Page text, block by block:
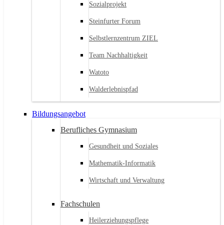
Sozialprojekt
Steinfurter Forum
Selbstlernzentrum ZIEL
Team Nachhaltigkeit
Watoto
Walderlebnispfad
Bildungsangebot
Berufliches Gymnasium
Gesundheit und Soziales
Mathematik-Informatik
Wirtschaft und Verwaltung
Fachschulen
Heilerziehungspflege